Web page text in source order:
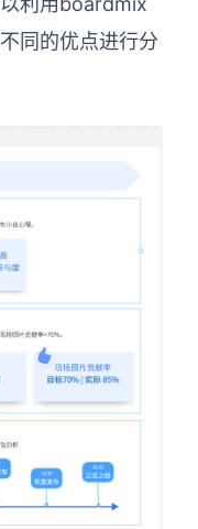
同的优点进行分